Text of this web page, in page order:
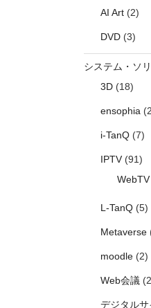
AI Art(2)
DVD(3)
システム・ソ
3D(18)
ensophia
i-TanQ(7)
IPTV(91)
WebTV
L-TanQ(5)
Metaverse
moodle(2)
Web会議
デジタル